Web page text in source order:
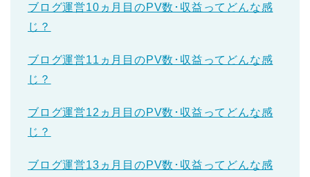
ブログ運営10ヵ月目のPV数･収益ってどんな感
じ？
ブログ運営11ヵ月目のPV数･収益ってどんな感
じ？
ブログ運営12ヵ月目のPV数･収益ってどんな感
じ？
ブログ運営13ヵ月目のPV数･収益ってどんな感